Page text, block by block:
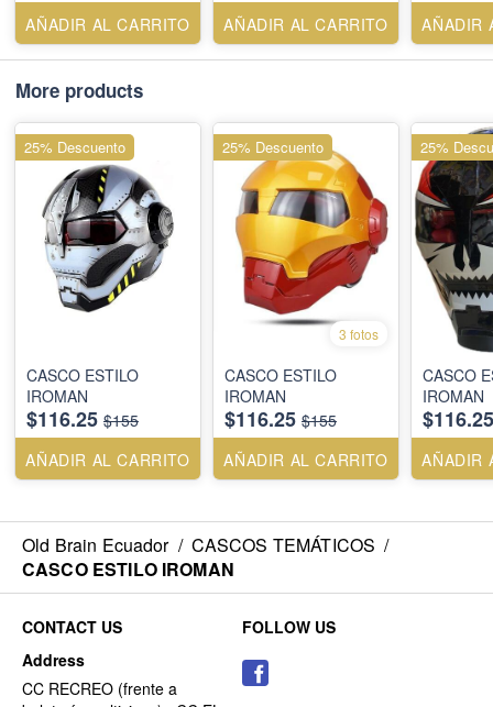
AÑADIR AL CARRITO
AÑADIR AL CARRITO
AÑADIR
More products
CASCO ESTILO
IROMAN
$116.25 $155
AÑADIR AL CARRITO
25% Descuento
3 fotos
CASCO ESTILO
IROMAN
$116.25 $155
AÑADIR AL CARRITO
25% Descuento
CASCO
IROMAN
$116.25
AÑADIR
25%
Old Brain Ecuador / CASCOS TEMÁTICOS /
CASCO ESTILO IROMAN
CONTACT US
Address
CC RECREO (frente a
FOLLOW US